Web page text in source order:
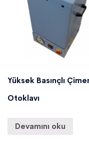
Yüksek Basınçlı
Otoklavı
Devamını oku